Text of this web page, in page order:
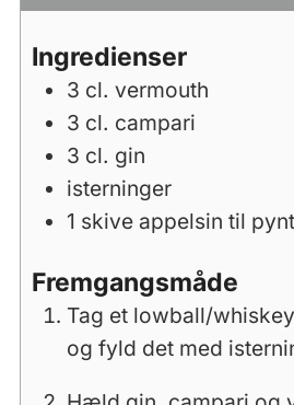
Ingredienser
3 cl. vermouth
3 cl. campari
3 cl. gin
isterninger
1 skive appelsin til pynt
Fremgangsmåde
Tag et lowball/
og fyld det med